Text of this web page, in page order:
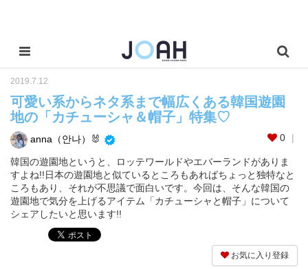
2019.7.12
可愛い系からネタ系まで幅広くある韓国遊園
地の「カチューシャ＆帽子」特集♡
anna（안나）🐰 0
韓国の遊園地というと、ロッテワールドやエバーランドがありま
すよね!!日本の遊園地と似ているところもあればちょっと独特なと
ころもあり、それが不思議で面白いです。今回は、そんな韓国の
遊園地で気分を上げるアイテム「カチューシャと帽子」について
シェアしたいと思います!!
お気に入り登録